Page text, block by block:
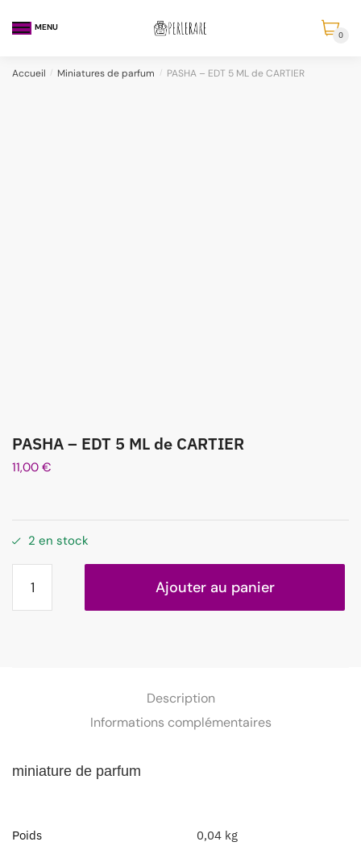
MENU
0
Accueil / Miniatures de parfum / PASHA – EDT 5 ML de CARTIER
PASHA – EDT 5 ML de CARTIER
11,00 €
2 en stock
Ajouter au panier
Description
Informations complémentaires
miniature de parfum
Poids
0,04 kg